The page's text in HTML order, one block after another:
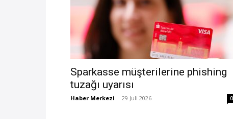
Sparkasse müşterilerine phishing
tuzağı uyarısı
Haber Merkezi - 29 Juli 2026 0